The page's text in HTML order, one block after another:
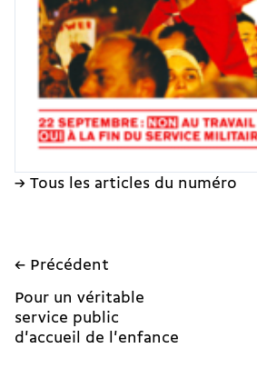
→ Tous les articles du numéro
← Précédent
Pour un véritable
service public
d'accueil de l'enfance